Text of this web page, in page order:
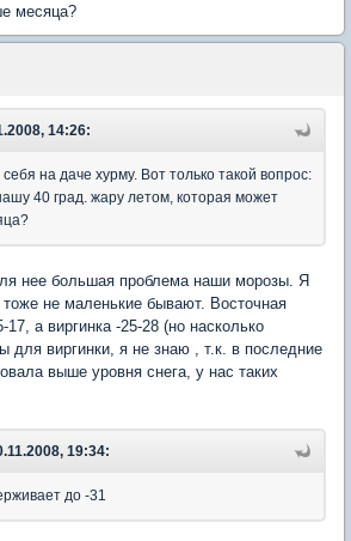
месяца?
14:26:
на даче хурму. Вот только такой вопрос:
40 град. жару летом, которая может
нее большая проблема наши морозы. Я
не маленькие бывают. Восточная
17, а виргинка -25-28 (но насколько
для виргинки, я не знаю , т.к. в последние
выше уровня снега, у нас таких
19:34:
до -31